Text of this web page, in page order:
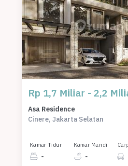
Rp 1,7 Miliar - 2,2
Asa Residence
Cinere, Jakarta Selatan
Kamar Tidur
-
Kamar Mandi
-